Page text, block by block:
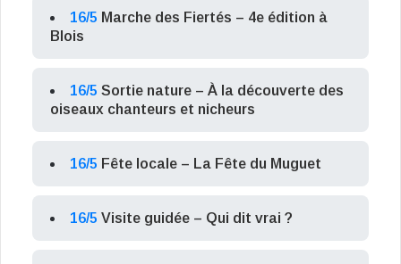
16/5 Marche des Fiertés – 4e édition à
Blois
16/5 Sortie nature – À la découverte des
oiseaux chanteurs et nicheurs
16/5 Fête locale – La Fête du Muguet
16/5 Visite guidée – Qui dit vrai ?